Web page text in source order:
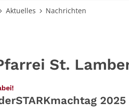
Aktuelles Nachrichten
St.
:
2025